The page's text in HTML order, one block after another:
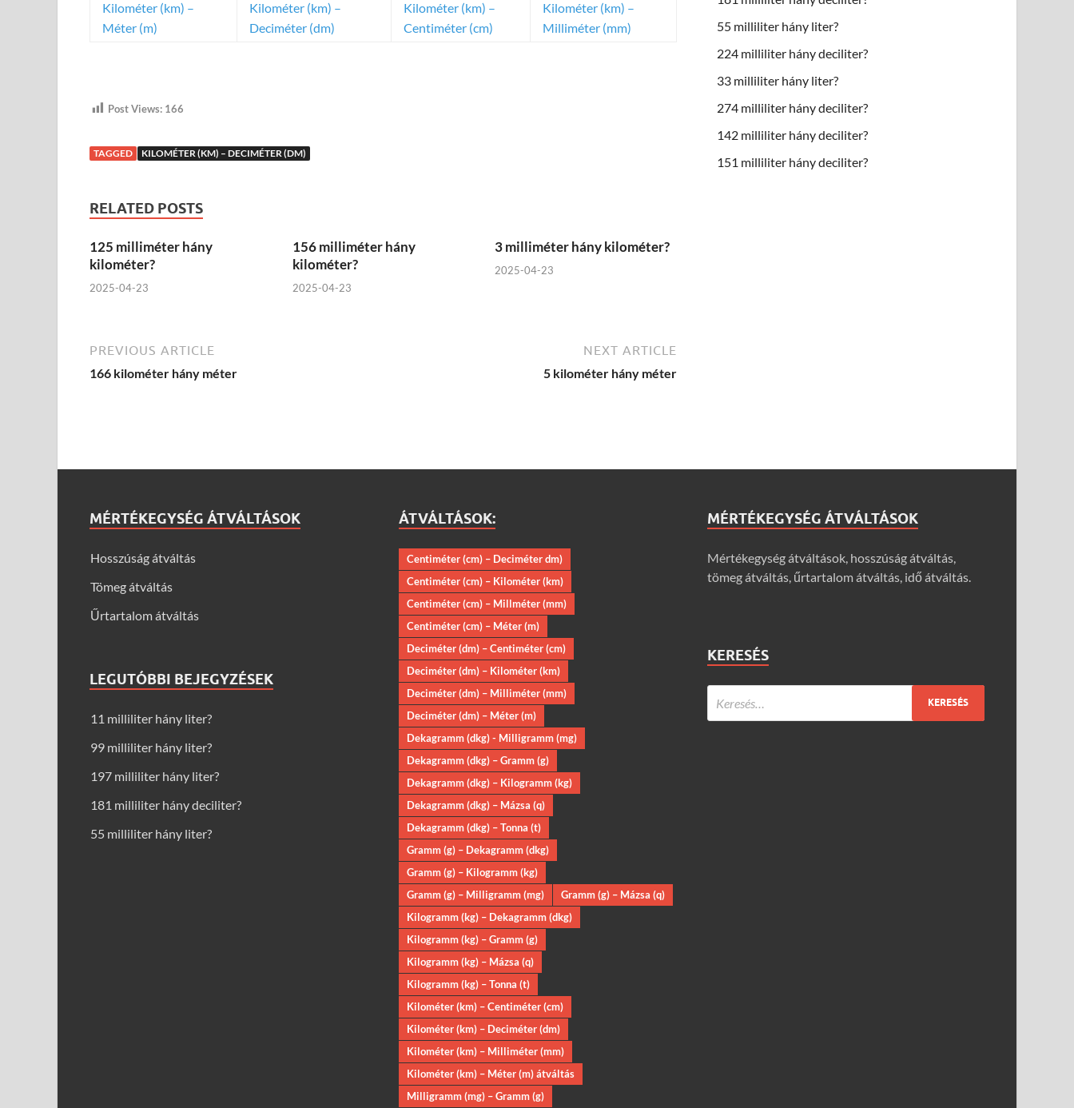
Kilométer (km) –
Méter (m)
Kilométer (km) –
Deciméter (dm)
Kilométer (km) –
Centiméter (cm)
Kilométer (km) –
Milliméter (mm)
Post Views: 166
TAGGED KILOMÉTER (KM) – DECIMÉTER (DM)
RELATED POSTS
125 milliméter hány
kilométer?
2025-04-23
156 milliméter hány
kilométer?
2025-04-23
3 milliméter hány kilométer?
2025-04-23
PREVIOUS ARTICLE
166 kilométer hány méter
NEXT ARTICLE
5 kilométer hány méter
55 milliliter hány liter?
224 milliliter hány deciliter?
33 milliliter hány liter?
274 milliliter hány deciliter?
142 milliliter hány deciliter?
151 milliliter hány deciliter?
MÉRTÉKEGYSÉG ÁTVÁLTÁSOK
Hosszúság átváltás
Tömeg átváltás
Űrtartalom átváltás
LEGUTÓBBI BEJEGYZÉSEK
11 milliliter hány liter?
99 milliliter hány liter?
197 milliliter hány liter?
181 milliliter hány deciliter?
55 milliliter hány liter?
ÁTVÁLTÁSOK:
Centiméter (cm) – Deciméter dm)
Centiméter (cm) – Kilométer (km)
Centiméter (cm) – Millméter (mm)
Centiméter (cm) – Méter (m)
Deciméter (dm) – Centiméter (cm)
Deciméter (dm) – Kilométer (km)
Deciméter (dm) – Milliméter (mm)
Deciméter (dm) – Méter (m)
Dekagramm (dkg) - Milligramm (mg)
Dekagramm (dkg) – Gramm (g)
Dekagramm (dkg) – Kilogramm (kg)
Dekagramm (dkg) – Mázsa (q)
Dekagramm (dkg) – Tonna (t)
Gramm (g) – Dekagramm (dkg)
Gramm (g) – Kilogramm (kg)
Gramm (g) – Milligramm (mg)
Gramm (g) – Mázsa (q)
Kilogramm (kg) – Dekagramm (dkg)
Kilogramm (kg) – Gramm (g)
Kilogramm (kg) – Mázsa (q)
Kilogramm (kg) – Tonna (t)
Kilométer (km) – Centiméter (cm)
Kilométer (km) – Deciméter (dm)
Kilométer (km) – Milliméter (mm)
Kilométer (km) – Méter (m) átváltás
Milligramm (mg) – Gramm (g)
MÉRTÉKEGYSÉG ÁTVÁLTÁSOK
Mértékegység átváltások, hosszúság átváltás,
tömeg átváltás, űrtartalom átváltás, idő átváltás.
KERESÉS